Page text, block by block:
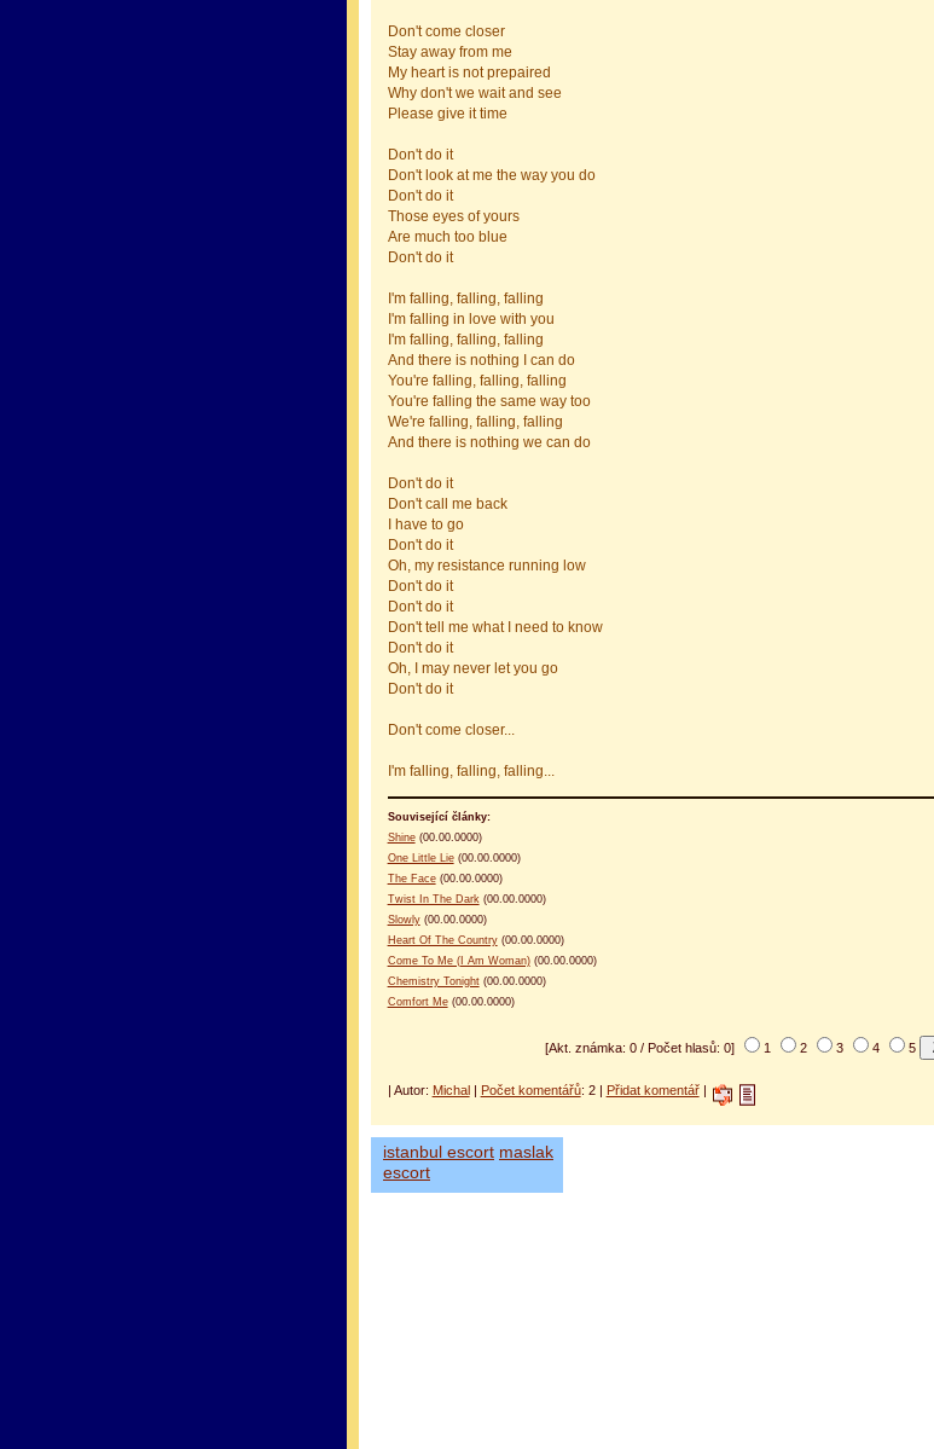
Don't come closer
Stay away from me
My heart is not prepaired
Why don't we wait and see
Please give it time
Don't do it
Don't look at me the way you do
Don't do it
Those eyes of yours
Are much too blue
Don't do it
I'm falling, falling, falling
I'm falling in love with you
I'm falling, falling, falling
And there is nothing I can do
You're falling, falling, falling
You're falling the same way too
We're falling, falling, falling
And there is nothing we can do
Don't do it
Don't call me back
I have to go
Don't do it
Oh, my resistance running low
Don't do it
Don't do it
Don't tell me what I need to know
Don't do it
Oh, I may never let you go
Don't do it
Don't come closer...
I'm falling, falling, falling...
Související články:
Shine(00.00.0000)
One Little Lie(00.00.0000)
The Face(00.00.0000)
Twist In The Dark (00.00.0000)
Slowly(00.00.0000)
Heart Of The Country(00.00.0000)
Come To Me (I Am Woman)(00.00.0000)
Chemistry Tonight(00.00.0000)
Comfort Me(00.00.0000)
[Akt. známka: 0 / Počet hlasů: 0] 1 2 3 4 5
| Autor: Michal| Počet komentářů: 2 | Přidat komentář|
istanbul escort maslak
escort